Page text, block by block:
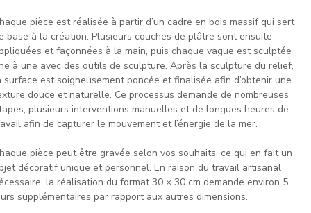
pièce est réalisée à partir d’un cadre en bois massif qui sert
base à la création. Plusieurs couches de plâtre sont ensuite
et façonnées à la main, puis chaque vague est sculptée
à une avec des outils de sculpture. Après la sculpture du relief,
surface est soigneusement poncée et finalisée afin d’obtenir une
douce et naturelle. Ce processus demande de nombreuses
plusieurs interventions manuelles et de longues heures de
afin de capturer le mouvement et l’énergie de la mer.
pièce peut être gravée selon vos souhaits, ce qui en fait un
décoratif unique et personnel. En raison du travail artisanal
la réalisation du format 30 × 30 cm demande environ 5
supplémentaires par rapport aux autres dimensions.